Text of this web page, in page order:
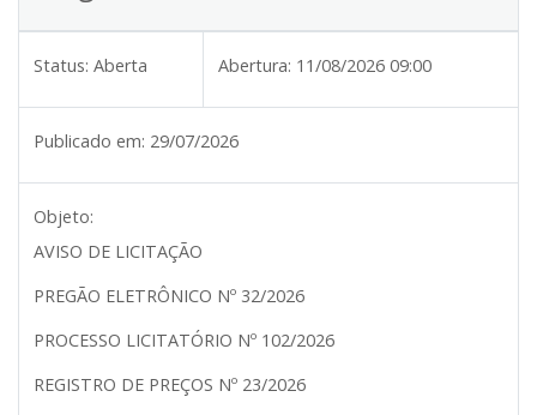
Status: Aberta Abertura: 11/08/2026 09:00
Publicado em: 29/07/2026
Objeto:
AVISO DE LICITAÇÃO
PREGÃO ELETRÔNICO Nº 32/2026
PROCESSO LICITATÓRIO Nº 102/2026
REGISTRO DE PREÇOS Nº 23/2026